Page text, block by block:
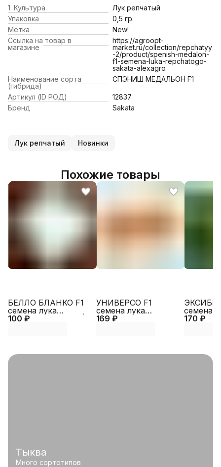
1. Культура
Лук репчатый
Упаковка
0,5 гр.
Метка
New!
Ссылка на товар в
магазине
https://agroopt-
market.ru/collection/repchatyy
-2/product/spenish-medalon-
f1-semena-luka-repchatogo-
sakata-alexagro
Наименование сорта
(гибрида)
СПЭНИШ МЕДАЛЬОН F1
Артикул (ID РОД)
12837
Бренд
Sakata
Лук репчатый Новинки
Похожие товары
100 ₽
БЕЛЛО БЛАНКО F1
семена лука
репчатого (Sakata |
169 ₽
УНИВЕРСО F1
семена лука
репчатого (Nunhems
170 ₽
семена
Тыква
Много сортотипов